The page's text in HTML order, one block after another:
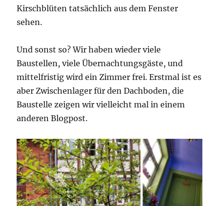
Kirschblüten tatsächlich aus dem Fenster
sehen.
Und sonst so? Wir haben wieder viele
Baustellen, viele Übernachtungsgäste, und
mittelfristig wird ein Zimmer frei. Erstmal ist es
aber Zwischenlager für den Dachboden, die
Baustelle zeigen wir vielleicht mal in einem
anderen Blogpost.